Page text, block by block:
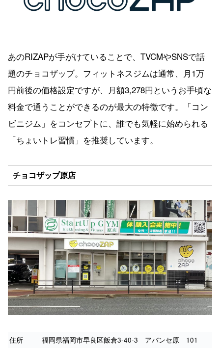
あのRIZAPが手がけていることで、TVCMやSNSで話
題のチョコザップ。フィットネスジムは通常、月1万
円前後の価格設定ですが、月額3,278円というお手頃な
料金で通うことができるのが最大の特徴です。「コン
ビニジム」をコンセプトに、誰でも気軽に始められる
「ちょいトレ習慣」を推奨しています。
チョコザップ原店
住所 福岡県福岡市早良区飯倉3-40-3 アバンセ原 101